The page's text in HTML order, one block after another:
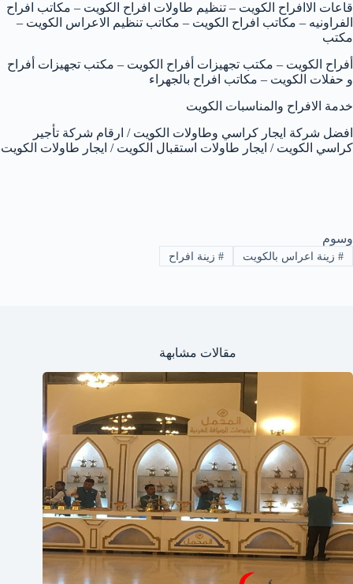
قاعات الاافراح الكويت – تنظيم طاولات افراح الكويت – مكاتب افراح
الفراونيه – مكاتب افراح الكويت – مكاتب تنظيم الاعراس الكويت –
مكتب
أفراح الكويت – مكتب تجهيزات أفراح الكويت – مكتب تجهيزات أفراح
و حفلات الكويت – مكاتب افراح بالجهراء
خدمة الافراح والمناسبات الكويت
افضل شركة ايجار كراسي وطاولات الكويت / ارقام شركة تأجير
كراسي الكويت / ايجار طاولات استقبال الكويت / ايجار طاولات الكويت
وسوم
#زينة اعراس بالكويت #زينة افراح
مقالات مشابهة